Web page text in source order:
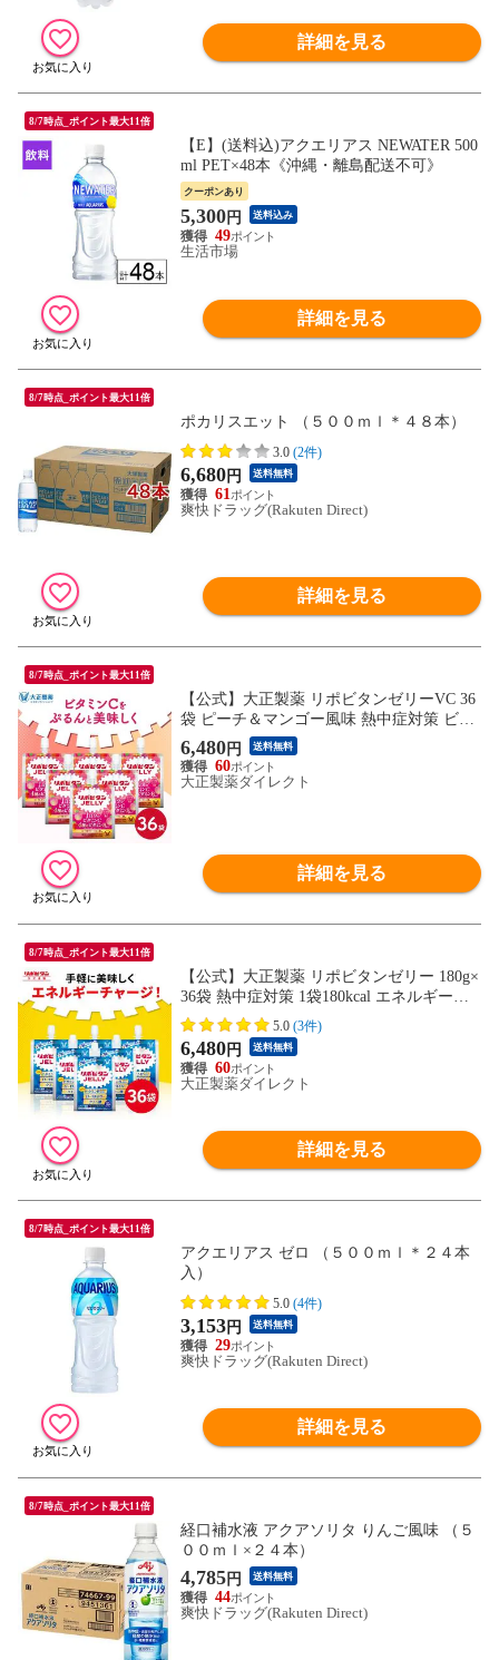
詳細を見る
8/7時点_ポイント最大11倍
【E】(送料込)アクエリアス NEWATER 500
ml PET×48本《沖縄・離島配送不可》
クーポンあり
5,300円 送料込み
49
生活市場
詳細を見る
8/7時点_ポイント最大11倍
ポカリスエット （５００ｍｌ＊４８本）
3.0 (2件)
6,680円 送料無料
61
爽快ドラッグ(Rakuten Direct)
詳細を見る
8/7時点_ポイント最大11倍
【公式】大正製薬 リポビタンゼリーVC 36
袋 ピーチ＆マンゴー風味 熱中症対策 ビタ
ミンC ビタミンB ローヤルゼリー クエン酸
90Kcal
6,480円 送料無料
60
大正製薬ダイレクト
詳細を見る
8/7時点_ポイント最大11倍
【公式】大正製薬 リポビタンゼリー 180g×
36袋 熱中症対策 1袋180kcal エネルギー摂
取 ローヤルゼリー クエン酸 アルギニン 脂
質ゼロ 美味しい エナジー風味 朝食 通勤
運動 手軽 ゼリー飲料 アンチ・ドーピング
認証 インフォームド・チョイス認証
5.0 (3件)
6,480円 送料無料
60
大正製薬ダイレクト
詳細を見る
8/7時点_ポイント最大11倍
アクエリアス ゼロ （５００ｍｌ＊２４本
入）
5.0 (4件)
3,153円 送料無料
29
爽快ドラッグ(Rakuten Direct)
詳細を見る
8/7時点_ポイント最大11倍
経口補水液 アクアソリタ りんご風味 （５
００ｍｌ×２４本）
4,785円 送料無料
44
爽快ドラッグ(Rakuten Direct)